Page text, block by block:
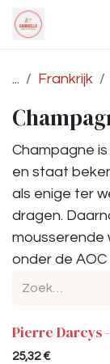
Overslaan naar
... Frankrijk
Champagne
en staat
als enige ter
dragen.
mousserende
onder de AOC
Pierre Darcys
25,32€